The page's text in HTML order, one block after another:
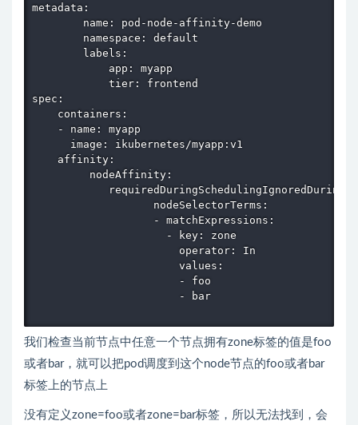
metadata:
        name: pod-node-affinity-demo
        namespace: default
        labels:
            app: myapp
            tier: frontend
spec:
    containers:
    - name: myapp
      image: ikubernetes/myapp:v1
    affinity:
         nodeAffinity:
                   nodeSelectorTerms:
                   - matchExpressions:
                     - key: zone
                       operator: In
                       values:
                       - foo
                       - bar
我们检查当前节点中任意一个节点拥有zone标签的值是foo
或者bar，就可以把pod调度到这个node节点的foo或者bar
标签上的节点上
没有定义zone=foo或者zone=bar标签，所以无法找到，会